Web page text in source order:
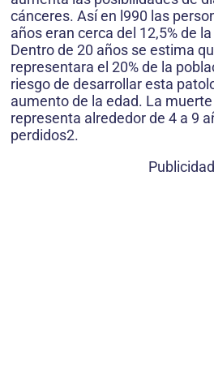
cánceres. Así en l990 las
años eran cerca del 12,5% de
Dentro de 20 años se estima
representara el 20% de la
riesgo de desarrollar esta
aumento de la edad. La
representa alrededor de 4 a 9
perdidos2.
Publicidad